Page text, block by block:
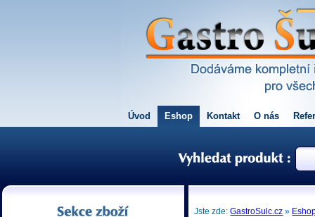
Úvod Eshop Kontakt O nás
Jste zde:GastroSulc.cz »